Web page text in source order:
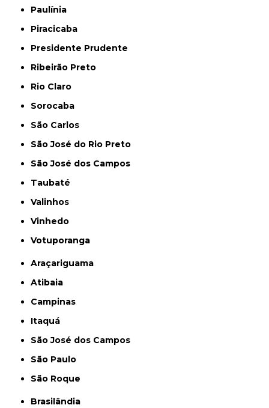
Paulínia
Piracicaba
Presidente Prudente
Ribeirão Preto
Rio Claro
Sorocaba
São Carlos
São José do Rio Preto
São José dos Campos
Taubaté
Valinhos
Vinhedo
Votuporanga
Araçariguama
Atibaia
Campinas
Itaquá
São José dos Campos
São Paulo
São Roque
Brasilândia